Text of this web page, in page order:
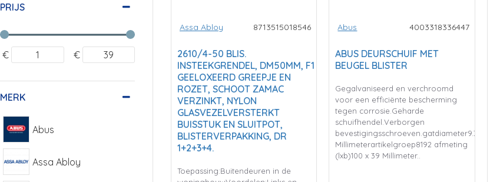
PRIJS
€ €
MERK
Abus
Assa Abloy
Assa Abloy 8713515018546
2610/4-50 BLIS.
INSTEEKGRENDEL, DM50MM, F1
GEELOXEERD GREEPJE EN
ROZET, SCHOOT ZAMAC
VERZINKT, NYLON
GLASVEZELVERSTERKT
BUISSTUK EN SLUITPOT,
BLISTERVERPAKKING, DR
1+2+3+4.
Toepassing:Buitendeuren in de
Abus 4003318336447
ABUS DEURSCHUIF MET
BEUGEL BLISTER
Gegalvaniseerd en verchroomd
voor een efficiënte bescherming
tegen corrosie.Geharde
schuifhendel.Verborgen
bevestigingsschroeven.gatdiameter9.3
Millimeterartikelgroep8192 afmeting
(lxb)100 x 39 Millimeter..